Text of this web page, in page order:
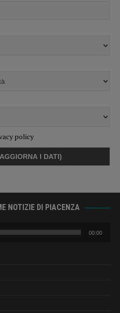
policy
NOTIZIE DI PIACENZA
00:00